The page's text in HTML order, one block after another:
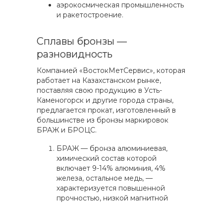
аэрокосмическая промышленность
и ракетостроение.
Сплавы бронзы —
разновидность
Компанией «ВостокМетСервис», которая
работает на Казахстанском рынке,
поставляя свою продукцию в Усть-
Каменогорск и другие города страны,
предлагается прокат, изготовленный в
большинстве из бронзы маркировок
БРАЖ и БРОЦС.
БРАЖ — бронза алюминиевая,
химический состав которой
включает 9-14% алюминия, 4%
железа, остальное медь, —
характеризуется повышенной
прочностью, низкой магнитной